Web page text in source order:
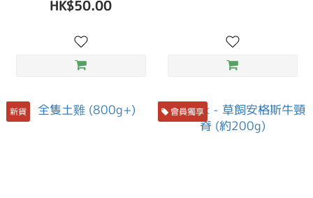
HK$50.00
新貨 會員獨享